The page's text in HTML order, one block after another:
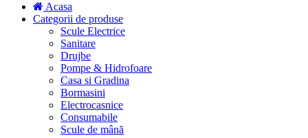
Acasa
Categorii de produse
Scule Electrice
Sanitare
Drujbe
Pompe & Hidrofoare
Casa si Gradina
Bormasini
Electrocasnice
Consumabile
Scule de mână